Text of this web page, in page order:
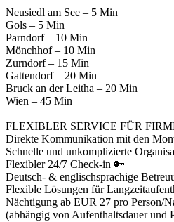
Neusiedl am See – 5 Min
Gols – 5 Min
Parndorf – 10 Min
Mönchhof – 10 Min
Zurndorf – 15 Min
Gattendorf – 20 Min
Bruck an der Leitha – 20 Min
Wien – 45 Min
FLEXIBLER SERVICE FÜR
Direkte Kommunikation mit den
Schnelle und unkomplizierte
Flexibler 24/7 Check-in 🔑
Deutsch- & englischsprachige
Flexible Lösungen für
Nächtigung ab EUR 27 pro Person/
(abhängig von Aufenthaltsdauer und